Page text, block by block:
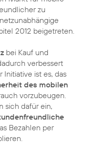
zu
2012 beigetreten.
bei Kauf und
verbessert
ist es, das
des mobilen
vorzubeugen.
sich dafür ein,
Bezahlen per